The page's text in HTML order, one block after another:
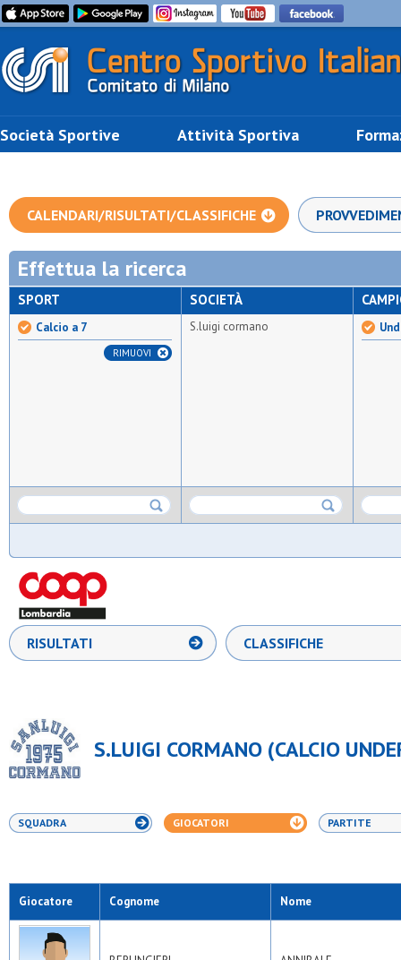
Società Sportive Attività Sportiva
CALENDARI/RISULTATI/CLASSIFICHE
Effettua la ricerca
SPORT
Calcio a 7
RIMUOVI
SOCIETÀ
S.luigi cormano
RISULTATI CLASSIFICHE
S.LUIGI CORMANO (CALCIO
SQUADRA GIOCATORI PARTITE
Giocatore Cognome Nome